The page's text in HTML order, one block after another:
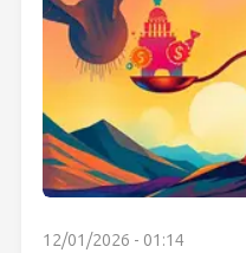
12/01/2026 - 01:14